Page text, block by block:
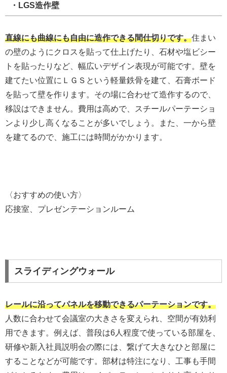
・LGS造作壁
直線にも曲線にも自由に造作できる間仕切りです。住まい
の壁のようにクロスを貼って仕上げたり、石材や塩ビシー
トを貼ったりなど、幅広いデザイン表現が可能です。壁を
建てたい位置にＬＧＳという軽量鉄骨を建て、石膏ボード
を貼って壁を作ります。その場に合わせて造作するので、
移設はできません。費用は高めで、スチールパーテーショ
ンより少し高くなることが多いでしょう。また、一から壁
を建てるので、施工には時間がかかります。
〈おすすめの使い方〉
応接室、プレゼンテーションルーム
スライディングウォール
レールに沿ってパネルを移動できるパーテーションです。
人数に合わせて会議室の大きさを変えられ、空間が有効利
用できます。例えば、普段は6人程度で使っている部屋を、
研修や新入社員説明会の際には、繋げて大きなひと部屋に
することなどが可能です。部材は特注になり、工事も手間